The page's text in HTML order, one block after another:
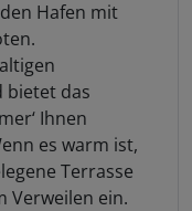
Hafen mit
bietet das
Ihnen
es warm ist,
Terrasse
Verweilen ein.